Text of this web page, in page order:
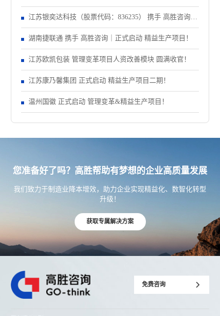
动大会！
江苏银奕达科技（股票代码：836235） 携手 高胜咨询｜
正式启动 管理变革项目
湖南捷联通 携手 高胜咨询｜正式启动 精益生产项目！
江苏欧凯包装 管理变革项目人资改善模块 圆满收官！
江苏康乃馨集团 正式启动 精益生产项目二期！
温州国徽 正式启动 管理变革&精益生产项目！
您准备好了吗？高胜帮助有梦想的企业高质量发展
我们致力于制造业降本增效，助力企业实现精益化、数智化转型
升级！
获取专属解决方案
免费咨询